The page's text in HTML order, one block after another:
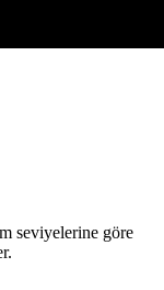
seviyelerine göre